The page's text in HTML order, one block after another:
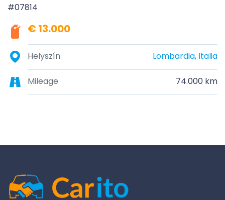
#07814
€ 13.000
Helyszín Lombardia, Italia
Mileage 74.000 km